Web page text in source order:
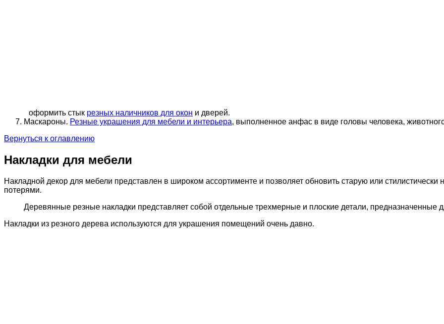
оформить стык резных наличников для окон и дверей.
Маскароны. Резные украшения для мебели и интерьера, выполненное анфас в виде головы человека,
Вернуться к оглавлению
Накладки для мебели
Накладной декор для мебели представлен в широком ассортименте и позволяет обновить старую или
потерями.
Деревянные резные накладки представляет собой отдельные трехмерные и плоские детали, предназначенные
Накладки из резного дерева используются для украшения помещений очень давно.